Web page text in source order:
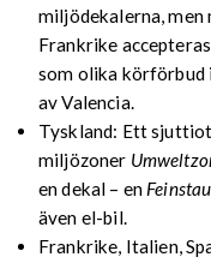
miljödekalerna,
Frankrike
som olika körförbud
av Valencia.
Tyskland: Ett
miljözoner
en dekal – en
även el-bil.
Frankrike, Italien,